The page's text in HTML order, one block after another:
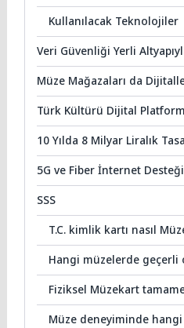
Kullanılacak Teknolojiler
Veri Güvenliği Yerli
Müze Mağazaları da
Türk Kültürü Dijital
10 Yılda 8 Milyar Liralık
5G ve Fiber İnternet
SSS
T.C. kimlik kartı nasıl
Hangi müzelerde geçerli
Fiziksel Müzekart
Müze deneyiminde